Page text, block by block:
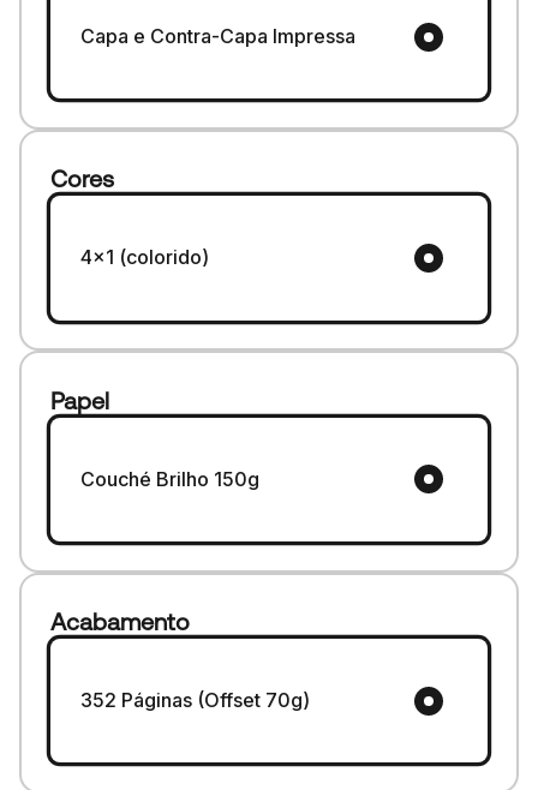
Capa e Contra-Capa Impressa
Cores
4x1 (colorido)
Papel
Couché Brilho 150g
Acabamento
352 Páginas (Offset 70g)